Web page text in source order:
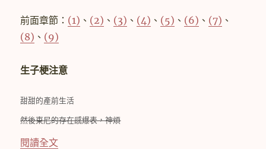
Familiar
(11)
前面章節： (1) 、 (2) 、 (3) 、 (4) 、 (5) 、 (6) 、 (7) 、
(8) 、 (9)
生子梗注意
甜甜的產前生活
然後東尼的存在感爆表，神煩
閱讀全文〈[授權翻譯]【盾冬】My Friend is My